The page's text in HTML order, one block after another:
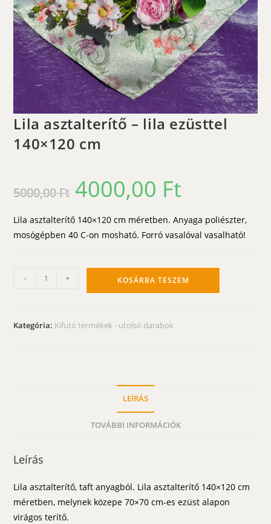
Lila asztalterítő – lila ezüsttel
140×120 cm
5000,00Ft
Original
price
was:
4000,00 Ft
Lila asztalterítő 140×120 cm méretben. Anyaga poliészter,
mosógépben 40 C-on mosható. Forró vasalóval vasalható!
- + KOSÁRBA TESZEM
Kategória: Kifutó termékek - utolsó darabok
LEÍRÁS
TOVÁBBI INFORMÁCIÓK
Leírás
Lila asztalterítő, taft anyagból. Lila asztalterítő 140×120 cm
méretben, melynek közepe 70×70 cm-es ezüst alapon
virágos terítő.